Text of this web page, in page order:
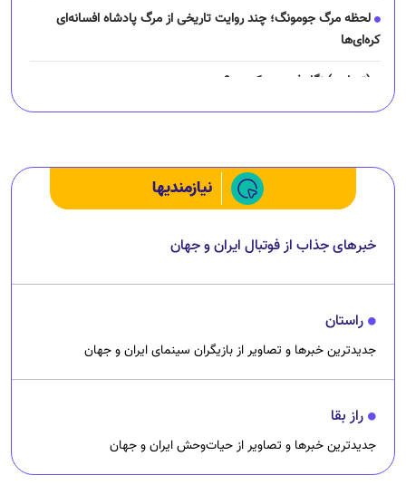
خبرهای جذاب از فوتبال ایران و جهان
جدیدترین خبرها و تصاویر از بازیگران سینمای ایران و جهان
راز بقا
جدیدترین خبرها و تصاویر از حیات‌وحش ایران و جهان